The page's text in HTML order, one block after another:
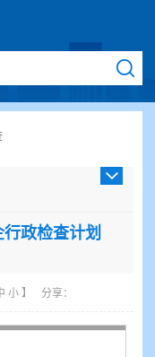
政检查计划
小 】 分享：